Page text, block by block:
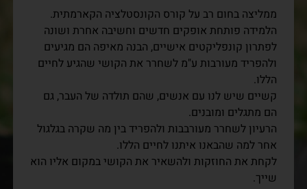
ממליצה בחום רב על קורס הקונסטלציה הקארמתית.
הלמידה פותחת אופקים חדשים וחשיבה אחרת ושונה
לפתרון קונפליקטים אישיים, הבנה מאיפה הם מגיעים
ולהפריד מעורבות ע"מ לשחרר את הקושי שהגיע לחיים
הללו.
קשיים שיש לנו עם אנשים, שהם תולדה של העבר, גם
הם מתגלים ומובנים.
הרעיון לשחרר מעורבבות ולהפריד בין מה שקרה בגלגול
אחר למה שהבאנו איתנו לחיים הללו.
לקחת את החוזקות ולהשאיר את הקושי במקום אליו הוא
שייך.